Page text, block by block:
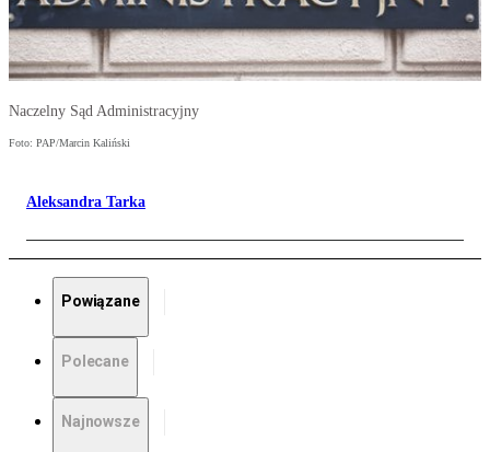
Naczelny Sąd Administracyjny
Foto: PAP/Marcin Kaliński
Aleksandra Tarka
Powiązane
Polecane
Najnowsze